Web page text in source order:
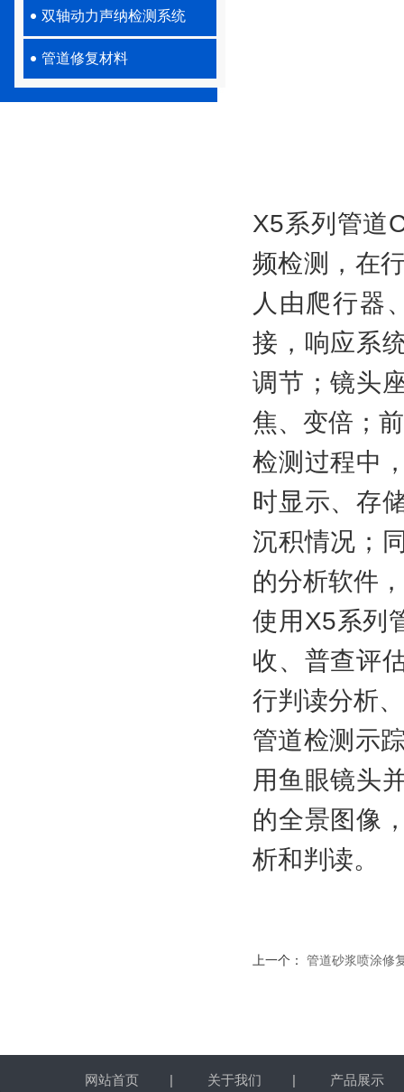
双轴动力声纳检测系统
管道修复材料
X5系列管道
频检测，在
人由爬行器
接，响应系
调节；镜头
焦、变倍；
检测过程中
时显示、存
沉积情况；
的分析软件
使用X5系列
收、普查评
行判读分析
管道检测示
用鱼眼镜头
的全景图像
析和判读。
上一个： 管道砂浆喷涂修
网站首页 | 关于我们 | 产品展示